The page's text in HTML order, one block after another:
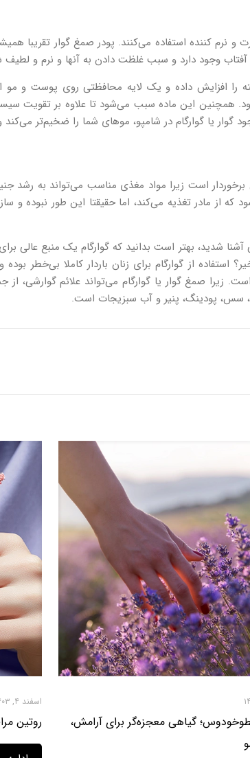
نرم کننده استفاده می‌کنند. پودر صمغ گوار تقریبا
وجود دارد و سبب غلظت دادن به آنها و نرم و
را افزایش داده و یک لایه محافظتی روی پوست و
همچنین این ماده سبب می‌شود تا علاوه بر تقویت
گوار یا گوارگام در شامپو، موهای شما را ضخیم‌تر
است زیرا مواد مغذی مناسب می‌تواند به رشد
شدید، بهتر است بدانید که گوارگام یک منبع عالی
از گوارگام برای زنان باردار کاملا بی‌خطر
زیرا صمغ گوار یا گوارگام می‌تواند علائم گوارشی، از
سس، پودینگ، پنیر و آب سبزیجات است.
گیاهی معجزه‌گر برای آرامش،
اسفند ۴, ۱۴۰۳
روتین